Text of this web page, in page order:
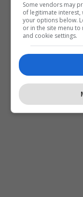
Some vendors may
of legitimate interest,
your options below.
or in the site menu
and cookie settings.